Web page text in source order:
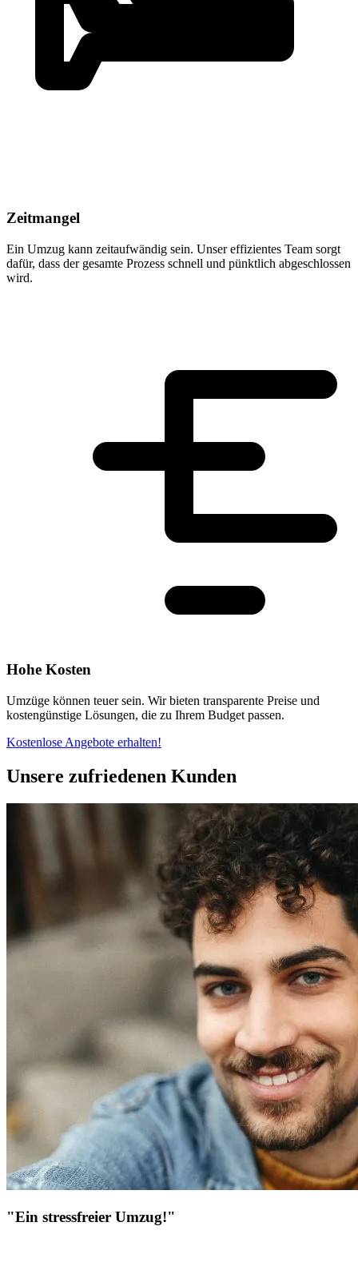
Zeitmangel
Ein Umzug kann zeitaufwändig sein. Unser effizientes Team sorgt
dafür, dass der gesamte Prozess schnell und pünktlich abgeschlossen
wird.
Hohe Kosten
Umzüge können teuer sein. Wir bieten transparente Preise und
kostengünstige Lösungen, die zu Ihrem Budget passen.
Kostenlose Angebote erhalten!
Unsere zufriedenen Kunden
"Ein stressfreier Umzug!"